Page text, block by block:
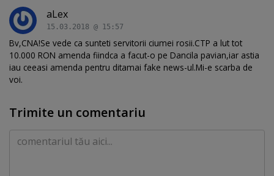
aLex
15.03.2018 @ 15:57
Bv,CNA!Se vede ca sunteti servitorii ciumei rosii.CTP a lut tot
10.000 RON amenda fiindca a facut-o pe Dancila pavian,iar astia
iau ceeasi amenda pentru ditamai fake news-ul.Mi-e scarba de
voi.
Trimite un comentariu
Comentariu